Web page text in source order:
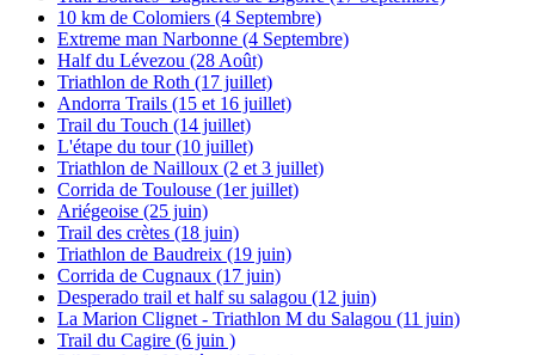
10 km de Colomiers (4 Septembre)
Extreme man Narbonne (4 Septembre)
Half du Lévezou (28 Août)
Triathlon de Roth (17 juillet)
Andorra Trails (15 et 16 juillet)
Trail du Touch (14 juillet)
L'étape du tour (10 juillet)
Triathlon de Nailloux (2 et 3 juillet)
Corrida de Toulouse (1er juillet)
Ariégeoise (25 juin)
Trail des crètes (18 juin)
Triathlon de Baudreix (19 juin)
Corrida de Cugnaux (17 juin)
Desperado trail et half su salagou (12 juin)
La Marion Clignet - Triathlon M du Salagou (11 juin)
Trail du Cagire (6 juin )